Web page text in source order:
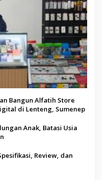
Bangun Alfatih Store
di Lenteng, Sumenep
Anak, Batasi Usia
Review, dan